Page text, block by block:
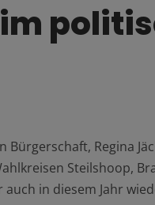
Regina
Steilshoop,
in diesem Jahr